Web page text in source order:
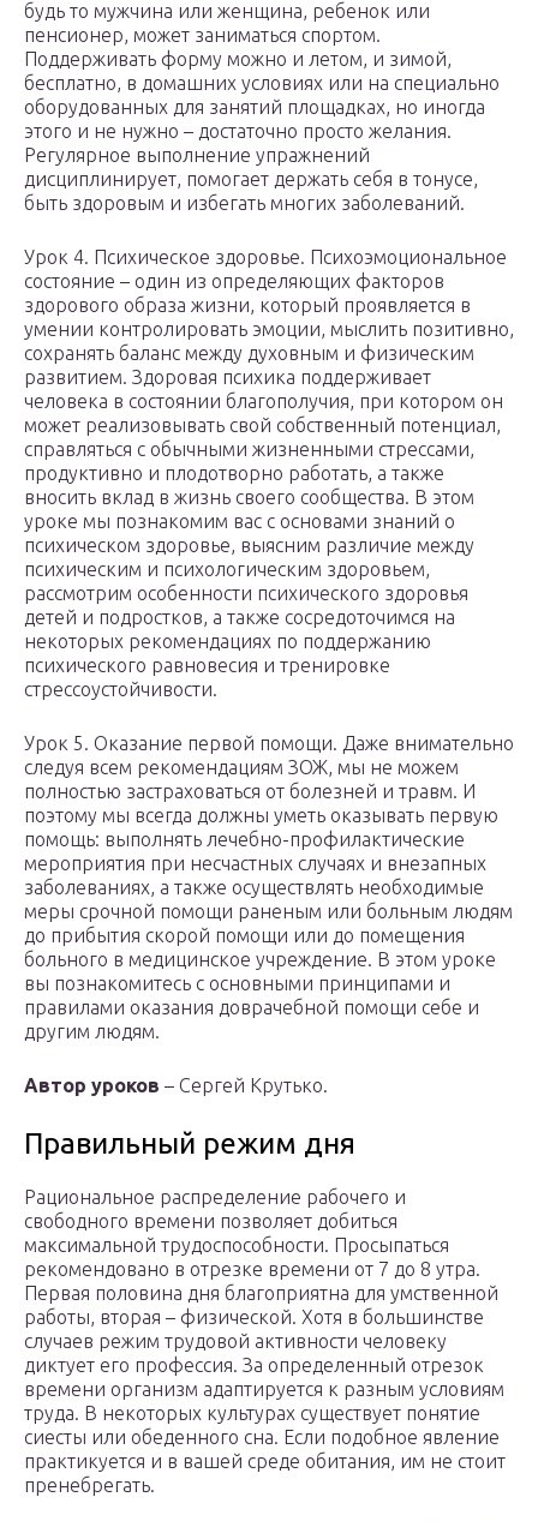
будь то мужчина или женщина, ребенок или
пенсионер, может заниматься спортом.
Поддерживать форму можно и летом, и зимой,
бесплатно, в домашних условиях или на специально
оборудованных для занятий площадках, но иногда
этого и не нужно – достаточно просто желания.
Регулярное выполнение упражнений
дисциплинирует, помогает держать себя в тонусе,
быть здоровым и избегать многих заболеваний.
Урок 4. Психическое здоровье. Психоэмоциональное
состояние – один из определяющих факторов
здорового образа жизни, который проявляется в
умении контролировать эмоции, мыслить позитивно,
сохранять баланс между духовным и физическим
развитием. Здоровая психика поддерживает
человека в состоянии благополучия, при котором он
может реализовывать свой собственный потенциал,
справляться с обычными жизненными стрессами,
продуктивно и плодотворно работать, а также
вносить вклад в жизнь своего сообщества. В этом
уроке мы познакомим вас с основами знаний о
психическом здоровье, выясним различие между
психическим и психологическим здоровьем,
рассмотрим особенности психического здоровья
детей и подростков, а также сосредоточимся на
некоторых рекомендациях по поддержанию
психического равновесия и тренировке
стрессоустойчивости.
Урок 5. Оказание первой помощи. Даже внимательно
следуя всем рекомендациям ЗОЖ, мы не можем
полностью застраховаться от болезней и травм. И
поэтому мы всегда должны уметь оказывать первую
помощь: выполнять лечебно-профилактические
мероприятия при несчастных случаях и внезапных
заболеваниях, а также осуществлять необходимые
меры срочной помощи раненым или больным людям
до прибытия скорой помощи или до помещения
больного в медицинское учреждение. В этом уроке
вы познакомитесь с основными принципами и
правилами оказания доврачебной помощи себе и
другим людям.
Автор уроков – Сергей Крутько.
Правильный режим дня
Рациональное распределение рабочего и
свободного времени позволяет добиться
максимальной трудоспособности. Просыпаться
рекомендовано в отрезке времени от 7 до 8 утра.
Первая половина дня благоприятна для умственной
работы, вторая – физической. Хотя в большинстве
случаев режим трудовой активности человеку
диктует его профессия. За определенный отрезок
времени организм адаптируется к разным условиям
труда. В некоторых культурах существует понятие
сиесты или обеденного сна. Если подобное явление
практикуется и в вашей среде обитания, им не стоит
пренебрегать.